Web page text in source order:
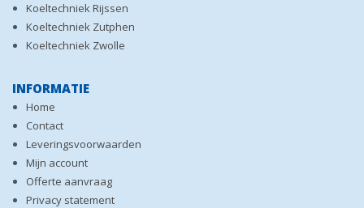
Koeltechniek Rijssen
Koeltechniek Zutphen
Koeltechniek Zwolle
INFORMATIE
Home
Contact
Leveringsvoorwaarden
Mijn account
Offerte aanvraag
Privacy statement